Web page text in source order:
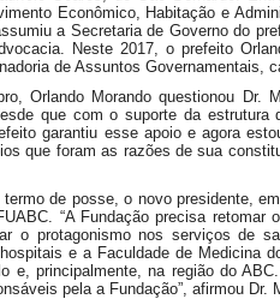
Econômico, Habitação e
a Secretaria de Governo do
Neste 2017, o prefeito
de Assuntos Governamentais,
Orlando Morando questionou
que com o suporte da
garantiu esse apoio e agora
que foram as razões de sua
termo de posse, o novo presidente,
“A Fundação precisa
o protagonismo nos serviços de
e a Faculdade de Medicina
e, principalmente, na região do
pela a Fundação”, afirmou Dr.